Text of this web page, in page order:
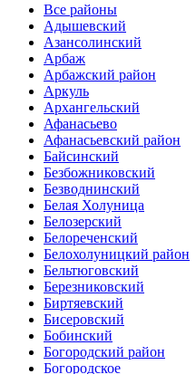
Все районы
Адышевский
Азансолинский
Арбаж
Арбажский район
Аркуль
Архангельский
Афанасьево
Афанасьевский район
Байсинский
Безбожниковский
Безводнинский
Белая Холуница
Белозерский
Белореченский
Белохолуницкий район
Бельтюговский
Березниковский
Биртяевский
Бисеровский
Бобинский
Богородский район
Богородское